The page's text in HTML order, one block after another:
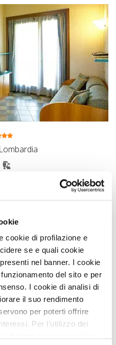
cookie di profilazione e
se e quali cookie
nel banner. I cookie
del sito e per
I cookie di analisi di
il suo rendimento
per poterti offrire
Per l’utilizzo dei